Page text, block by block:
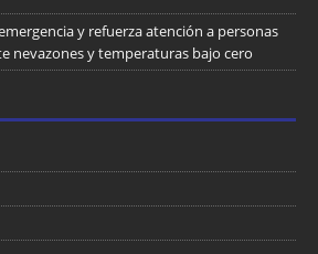
y refuerza atención a personas
nevazones y temperaturas bajo cero